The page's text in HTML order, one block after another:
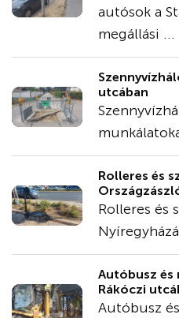
autósok a
megállási ...
utcában
Rolleres és
Rolleres és
Autóbusz
Rákóczi
Autóbusz